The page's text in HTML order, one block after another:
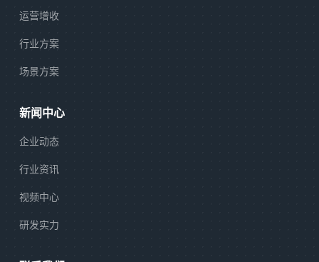
运营增收
行业方案
场景方案
新闻中心
企业动态
行业资讯
视频中心
研发实力